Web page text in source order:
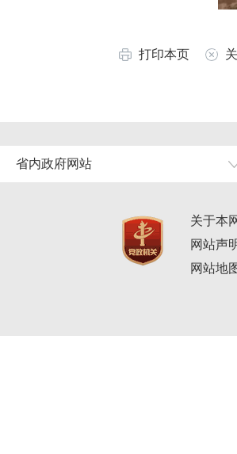
打印本页
省内政府网站
关于本
网站声
网站地